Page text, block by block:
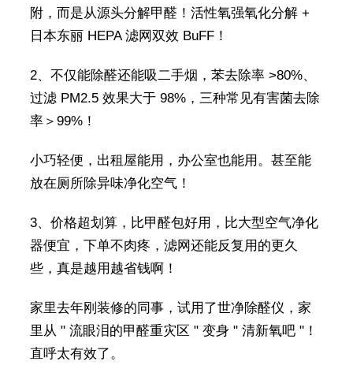
附，而是从源头分解甲醛！活性氧强氧化分解 +
日本东丽 HEPA 滤网双效 BuFF！
2、不仅能除醛还能吸二手烟，苯去除率 >80%、
过滤 PM2.5 效果大于 98%，三种常见有害菌去除
率＞99%！
小巧轻便，出租屋能用，办公室也能用。甚至能
放在厕所除异味净化空气！
3、价格超划算，比甲醛包好用，比大型空气净化
器便宜，下单不肉疼，滤网还能反复用的更久
些，真是越用越省钱啊！
家里去年刚装修的同事，试用了世净除醛仪，家
里从 " 流眼泪的甲醛重灾区 " 变身 " 清新氧吧 "！
直呼太有效了。